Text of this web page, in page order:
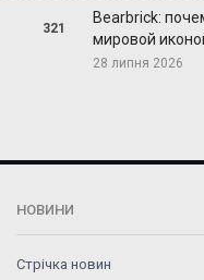
321
Bearbrick:
мировой
28 липня 2026
НОВИНИ
Стрічка новин